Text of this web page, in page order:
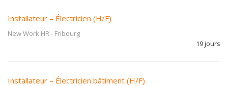
Installateur – Électricien (H/F)
New Work HR- Fribourg
19 jours
Installateur – Électricien bâtiment (H/F)